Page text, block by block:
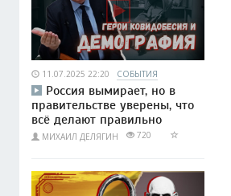
11.07.2025 22:20 СОБЫТИЯ
Россия вымирает, но в
правительстве уверены, что
всё делают правильно
МИХАИЛ ДЕЛЯГИН 720